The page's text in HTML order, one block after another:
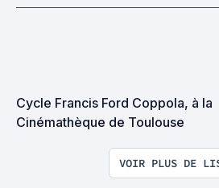
Cycle Francis Ford Coppola, à la
Cinémathèque de Toulouse
VOIR PLUS DE